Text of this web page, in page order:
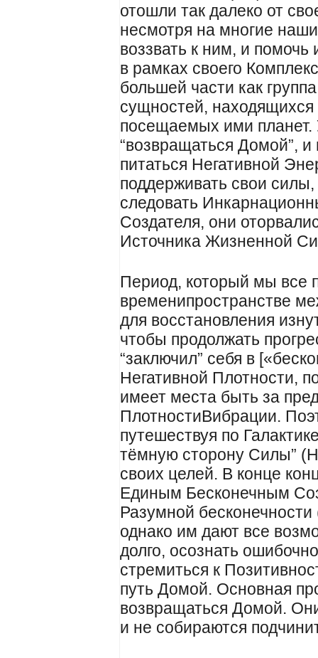
отошли так далеко от
несмотря на многие
воззвать к ним, и
в рамках своего
большей части как
сущностей,
посещаемых ими планет.
“возвращаться Домой”, и
питаться Негативной
поддерживать свои
следовать
Создателя, они
Источника Жизненной
Период, который мы все
временипространстве
для восстановления
чтобы продолжать
“заключил” себя в
Негативной Плотности,
имеет места быть за
ПлотностиВибрации.
путешествуя по
тёмную сторону Силы”
своих целей. В конце
Единым Бесконечным
Разумной
однако им дают все
долго, осознать
стремиться к
путь Домой. Основная
возвращаться Домой.
и не собираются